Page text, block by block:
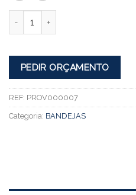
PEDIR ORÇAMENTO
REF: PROV000007
Categoria: BANDEJAS